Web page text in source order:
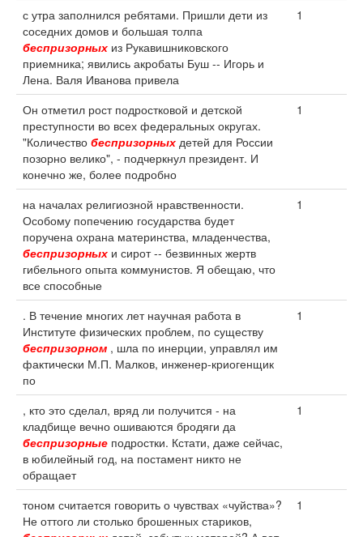
с утра заполнился ребятами. Пришли дети из
соседних домов и большая толпа
беспризорных из Рукавишниковского
приемника; явились акробаты Буш -- Игорь и
Лена. Валя Иванова привела
1
Он отметил рост подростковой и детской
преступности во всех федеральных округах.
"Количество беспризорных детей для России
позорно велико", - подчеркнул президент. И
конечно же, более подробно
1
на началах религиозной нравственности.
Особому попечению государства будет
поручена охрана материнства, младенчества,
беспризорных и сирот -- безвинных жертв
гибельного опыта коммунистов. Я обещаю, что
все способные
1
. В течение многих лет научная работа в
Институте физических проблем, по существу
беспризорном , шла по инерции, управлял им
фактически М.П. Малков, инженер-криогенщик
по
1
, кто это сделал, вряд ли получится - на
кладбище вечно ошиваются бродяги да
беспризорные подростки. Кстати, даже сейчас,
в юбилейный год, на постамент никто не
обращает
1
тоном считается говорить о чувствах «чуйства»?
Не оттого ли столько брошенных стариков,
1